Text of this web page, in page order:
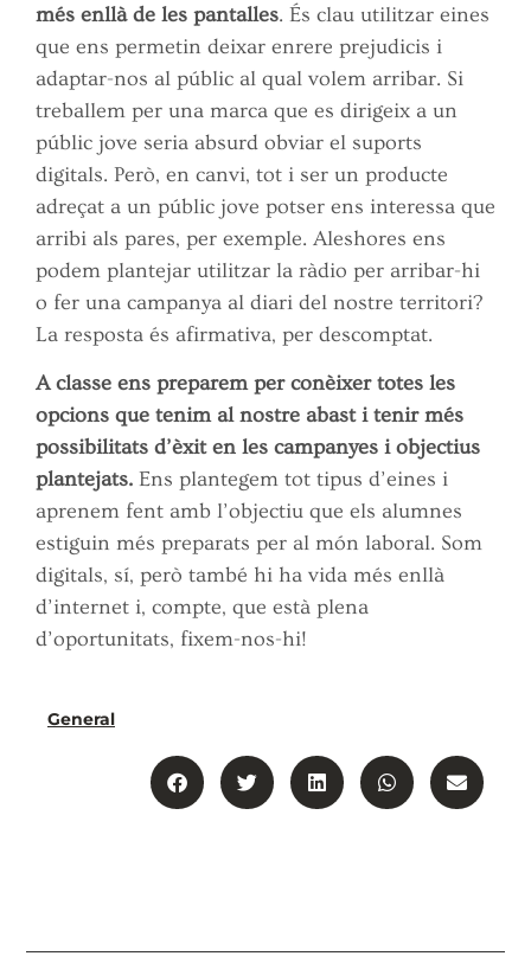
més enllà de les pantalles. És clau utilitzar eines
que ens permetin deixar enrere prejudicis i
adaptar-nos al públic al qual volem arribar. Si
treballem per una marca que es dirigeix a un
públic jove seria absurd obviar el suports
digitals. Però, en canvi, tot i ser un producte
adreçat a un públic jove potser ens interessa que
arribi als pares, per exemple. Aleshores ens
podem plantejar utilitzar la ràdio per arribar-hi
o fer una campanya al diari del nostre territori?
La resposta és afirmativa, per descomptat.
A classe ens preparem per conèixer totes les
opcions que tenim al nostre abast i tenir més
possibilitats d’èxit en les campanyes i objectius
plantejats. Ens plantegem tot tipus d’eines i
aprenem fent amb l’objectiu que els alumnes
estiguin més preparats per al món laboral. Som
digitals, sí, però també hi ha vida més enllà
d’internet i, compte, que està plena
d’oportunitats, fixem-nos-hi!
General